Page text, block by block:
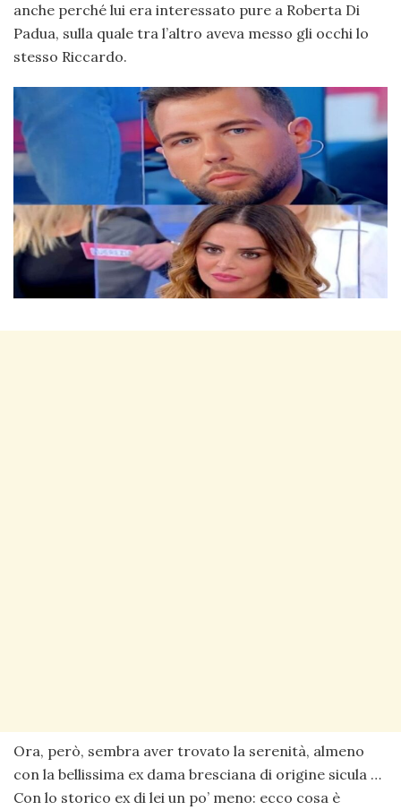
anche perché lui era interessato pure a Roberta Di
Padua, sulla quale tra l’altro aveva messo gli occhi lo
stesso Riccardo.
Ora, però, sembra aver trovato la serenità, almeno
con la bellissima ex dama bresciana di origine sicula …
Con lo storico ex di lei un po’ meno: ecco cosa è